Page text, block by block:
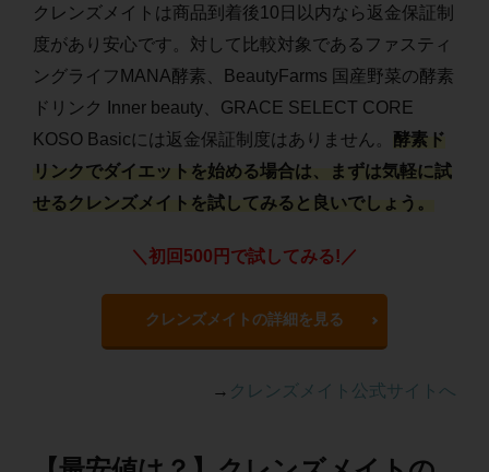
クレンズメイトは商品到着後10日以内なら返金保証制
度があり安心です。対して比較対象であるファスティ
ングライフMANA酵素、BeautyFarms 国産野菜の酵素
ドリンク Inner beauty、GRACE SELECT CORE
KOSO Basicには返金保証制度はありません。 酵素ド
リンクでダイエットを始める場合は、まずは気軽に試
せるクレンズメイトを試してみると良いでしょう。
＼初回500円で試してみる!／
クレンズメイトの詳細を見る
→ クレンズメイト公式サイトへ